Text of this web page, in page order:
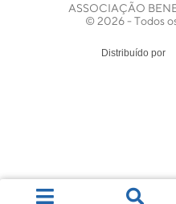
ASSOCIAÇÃO
© 2026 - Todos
Distribuído por